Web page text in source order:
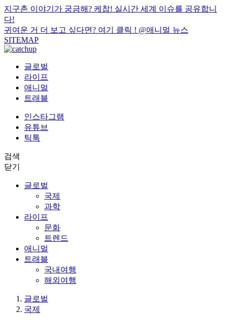
지구촌 이야기가 궁금해? 케찹! 실시간 세계 이슈를 공유합니
다!
귀여운 거 더 보고 싶다면? 여기 클릭 ! @애니멀 뉴스
SITEMAP
글로벌
라이프
애니멀
트래블
인스타그램
유튜브
틱톡
검색
닫기
글로벌
국제
과학
라이프
문화
트렌드
애니멀
트래블
국내여행
해외여행
글로벌
국제